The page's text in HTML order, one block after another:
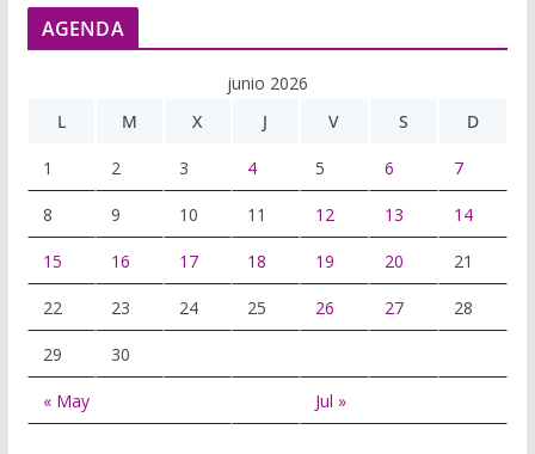
AGENDA
junio 2026
L
M X J V S D
1 2 3 4 5 6 7
8 9 10 11 12 13 14
15 16 17 18 19 20 21
22 23 24 25 26 27 28
29 30
« May Jul »